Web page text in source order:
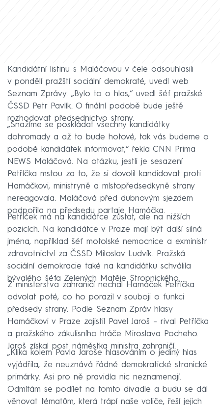
Kandidátní listinu s Maláčovou v čele odsouhlasili
v pondělí pražští sociální demokraté, uvedl web
Seznam Zprávy. „Bylo to o hlas,“ uvedl šéf pražské
ČSSD Petr Pavlík. O finální podobě bude ještě
rozhodovat předsednictvo strany.
„Snažíme se poskládat všechny kandidátky
dohromady a až to bude hotové, tak vás budeme o
podobě kandidátek informovat,“ řekla CNN Prima
NEWS Maláčová. Na otázku, jestli je sesazení
Petříčka mstou za to, že si dovolil kandidovat proti
Hamáčkovi, ministryně a místopředsedkyně strany
nereagovala. Maláčová před dubnovým sjezdem
podpořila na předsedu partaje Hamáčka.
Petříček má na kandidátce zůstat, ale na nižších
pozicích. Na kandidátce v Praze mají být další silná
jména, například šéf motolské nemocnice a exministr
zdravotnictví za ČSSD Miloslav Ludvík. Pražská
sociální demokracie také na kandidátku schválila
bývalého šéfa Zelených Matěje Stropnického.
Z ministerstva zahraničí nechal Hamáček Petříčka
odvolat poté, co ho porazil v souboji o funkci
předsedy strany. Podle Seznam Zpráv hlasy
Hamáčkovi v Praze zajistil Pavel Jaroš – rival Petříčka
a pražského zákulisního hráče Miroslava Pocheho.
Jaroš získal post náměstka ministra zahraničí.
„Klika kolem Pavla Jaroše hlasováním o jediný hlas
vyjádřila, že neuznává řádné demokratické stranické
primárky. Asi pro ně pravidla nic neznamenají.
Odmítám se podílet na tomto divadle a budu se dál
věnovat tématům, která trápí naše voliče, řeší jejich